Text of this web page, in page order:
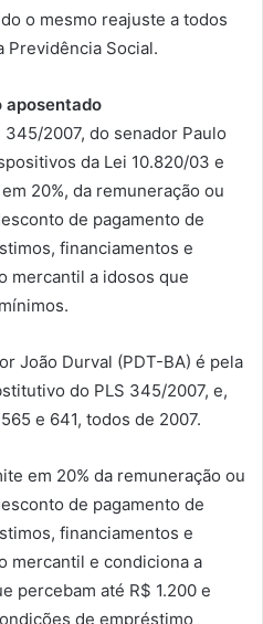
o mesmo reajuste a todos
Previdência Social.
aposentado
345/2007, do senador Paulo
da Lei 10.820/03 e
20%, da remuneração ou
de pagamento de
financiamentos e
mercantil a idosos que
João Durval (PDT-BA) é pela
do PLS 345/2007, e,
e 641, todos de 2007.
em 20% da remuneração ou
de pagamento de
financiamentos e
mercantil e condiciona a
percebam até R$ 1.200 e
de empréstimo